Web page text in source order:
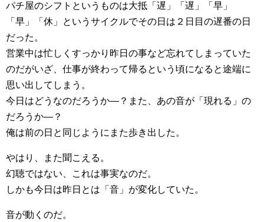
パチ屋のシフトというものは大抵「遅」「遅」「早」
「早」「休」というサイクルでその日は２日目の遅番の日
だった。
営業中は忙しくすっかり昨日の事など忘れてしまっていた
のだがいざ、仕事が終わって帰るという頃になると途端に
思い出してしまう。
今日はどうなのだろうか―？また、あの音が「現れる」の
だろうか―？
俺は前の日と同じようにまた歩き出した。
やはり、また聞こえる。
幻聴ではない、これは事実なのだ。
しかも今日は昨日とは「音」が変化していた。
音が動くのだ。